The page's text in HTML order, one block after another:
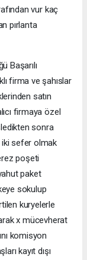
vur kaç
pırlanta
Başarılı
firma ve şahıslar
satın
firmaya özel
sonra
sefer olmak
poşeti
paket
sokulup
kuryelerle
x mücevherat
komisyon
kayıt dışı